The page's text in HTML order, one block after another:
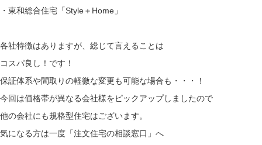
・東和総合住宅「Style＋Home 」
各社特徴はありますが、総じて言えることは
コスパ良し！です！
保証体系や間取りの軽微な変更も可能な場合も・・・！
今回は価格帯が異なる会社様をピックアップしましたので
他の会社にも規格型住宅はございます。
気になる方は一度「注文住宅の相談窓口 」へ